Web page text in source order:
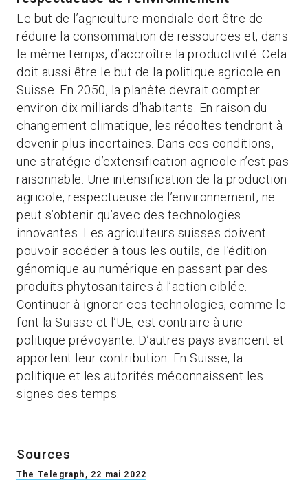
Le but de l’agriculture mondiale doit être de
réduire la consommation de ressources et, dans
le même temps, d’accroître la productivité. Cela
doit aussi être le but de la politique agricole en
Suisse. En 2050, la planète devrait compter
environ dix milliards d’habitants. En raison du
changement climatique, les récoltes tendront à
devenir plus incertaines. Dans ces conditions,
une stratégie d’extensification agricole n’est pas
raisonnable. Une intensification de la production
agricole, respectueuse de l’environnement, ne
peut s’obtenir qu’avec des technologies
innovantes. Les agriculteurs suisses doivent
pouvoir accéder à tous les outils, de l’édition
génomique au numérique en passant par des
produits phytosanitaires à l’action ciblée.
Continuer à ignorer ces technologies, comme le
font la Suisse et l’UE, est contraire à une
politique prévoyante. D’autres pays avancent et
apportent leur contribution. En Suisse, la
politique et les autorités méconnaissent les
signes des temps.
Sources
The Telegraph, 22 mai 2022